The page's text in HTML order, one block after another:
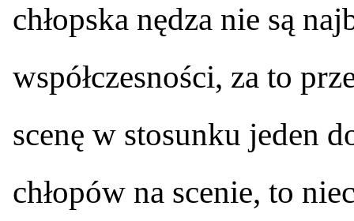
chłopska nędza nie są
współczesności, za to
scenę w stosunku jeden
chłopów na scenie, to